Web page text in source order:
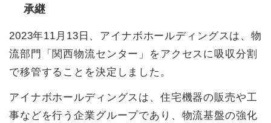
承継
2023年11月13日、アイナボホールディングスは、物
流部門「関西物流センター」をアクセスに吸収分割
で移管することを決定しました。
アイナボホールディングスは、住宅機器の販売や工
事などを行う企業グループであり、物流基盤の強化